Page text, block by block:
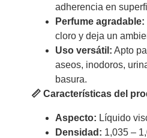
adherencia en
Perfume agradable:
cloro y deja un
Uso versátil: Apto
aseos, inodoros,
basura.
📏 Características del
Aspecto: Líquido
Densidad: 1,035 –